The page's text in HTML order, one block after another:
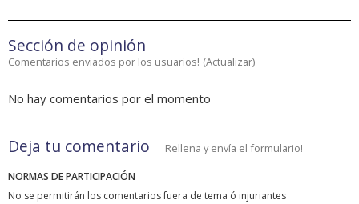
Sección de opinión
Comentarios enviados por los usuarios! (Actualizar)
No hay comentarios por el momento
Deja tu comentario Rellena y envía el formulario!
NORMAS DE PARTICIPACIÓN
No se permitirán los comentarios fuera de tema ó injuriantes